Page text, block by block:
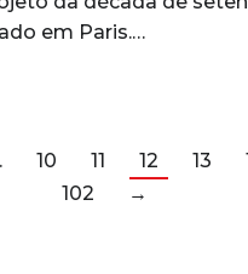
em Paris.…
10 11 12 13
102
→